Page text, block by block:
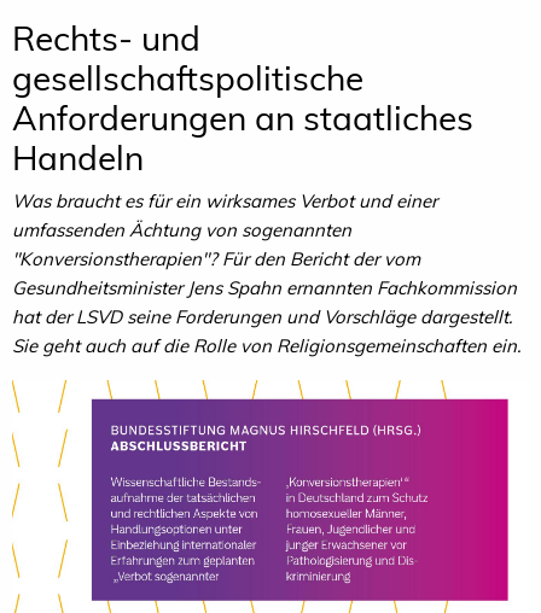
Rechts- und
gesellschaftspolitische
Anforderungen an staatliches
Handeln
Was braucht es für ein wirksames Verbot und einer
umfassenden Ächtung von sogenannten
"Konversionstherapien"? Für den Bericht der vom
Gesundheitsminister Jens Spahn ernannten Fachkommission
hat der LSVD seine Forderungen und Vorschläge dargestellt.
Sie geht auch auf die Rolle von Religionsgemeinschaften ein.